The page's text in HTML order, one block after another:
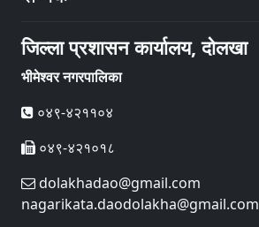
जिल्ला प्रशासन कार्यालय, दोलखा
भीमेश्वर नगरपालिका
०४९-४२११०४
०४९-४२१०१८
dolakhadao@gmail.com
nagarikata.daodolakha@gmail.com